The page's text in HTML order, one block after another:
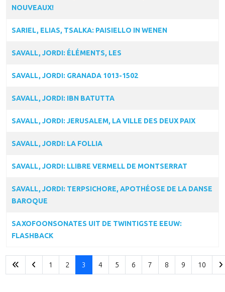
NOUVEAUX!
SARIEL, ELIAS, TSALKA: PAISIELLO IN WENEN
SAVALL, JORDI: ÉLÉMENTS, LES
SAVALL, JORDI: GRANADA 1013-1502
SAVALL, JORDI: IBN BATUTTA
SAVALL, JORDI: JERUSALEM, LA VILLE DES DEUX PAIX
SAVALL, JORDI: LA FOLLIA
SAVALL, JORDI: LLIBRE VERMELL DE MONTSERRAT
SAVALL, JORDI: TERPSICHORE, APOTHÉOSE DE LA DANSE
BAROQUE
SAXOFOONSONATES UIT DE TWINTIGSTE EEUW:
FLASHBACK
1 2 3 4 5 6 7 8 9 10